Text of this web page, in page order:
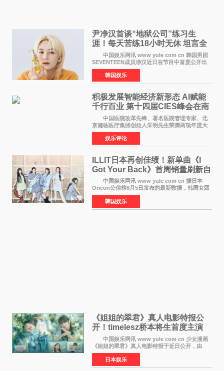
尹净汉首谈“地狱公司”练习生
涯！每天苦练18小时无休 坦言全
靠成员撑过来
中国娱乐网讯 www yule com cn 韩国男团
SEVENTEEN成员净汉近日在节目中首度公开出
道前的残酷练习生经历，并提及经纪公司Pledis
娱乐，引发广泛关注。 在8月2日播出的日本
TBS综艺节目《周
韩国娱乐
积极发展智能经济新形态 Al赋能
千行百业 第十四届CIES峰会在南
京盛大召开
中国医院改革先锋、著名医院管理专家、北
京健临医疗集团创始人朱明先生荣膺两项年度大
奖 2026年7月31日，盛夏金陵，长江之畔，
以重落地·真务实·强链接为主题的2026&lsquo;人
工智能+&rsquo
娱乐评论
ILLIT日本再创佳绩！新单曲《I
Got Your Back》首周销量刷新自
身纪录
中国娱乐网讯 www yule com cn 据日本
Oricon公信榜8月5日发布的最新数据，韩国女团
ILLIT在日本发行的第二张单曲《I Got Your
Back》首周销量达到71,009张，成功跻身最新一
期周单曲排行
韩国娱乐
《姐姐的翠君》真人电影特报公
开！timelesz桥本将生首度主演
12月4日上映
中国娱乐网讯 www yule com cn 少女漫画
《姐姐的翠君》真人电影特报于近日公开，由
timelesz成员桥本将生担任主演，这也是他首次
担任电影主演，引发高度关注。 女高中生咲
苗翠（中岛瑠菜
日本娱乐